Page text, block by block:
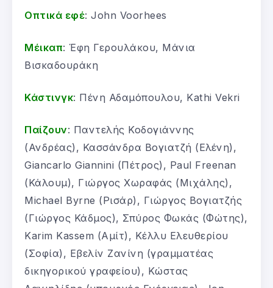
Οπτικά εφέ: John Voorhees
Μέικαπ: Έφη Γερουλάκου, Μάνια
Βισκαδουράκη
Κάστινγκ: Πένη Αδαμόπουλου, Kathi Vekri
Παίζουν: Παντελής Κοδογιάννης
(Ανδρέας), Κασσάνδρα Βογιατζή (Ελένη),
Giancarlo Giannini (Πέτρος), Paul Freenan
(Κάλουμ), Γιώργος Χωραφάς (Μιχάλης),
Michael Byrne (Ρισάρ), Γιώργος Βογιατζής
(Γιώργος Κάδμος), Σπύρος Φωκάς (Φώτης),
Karim Kassem (Αμίτ), Κέλλυ Ελευθερίου
(Σοφία), Εβελίν Ζανίνη (γραμματέας
δικηγορικού γραφείου), Κώστας